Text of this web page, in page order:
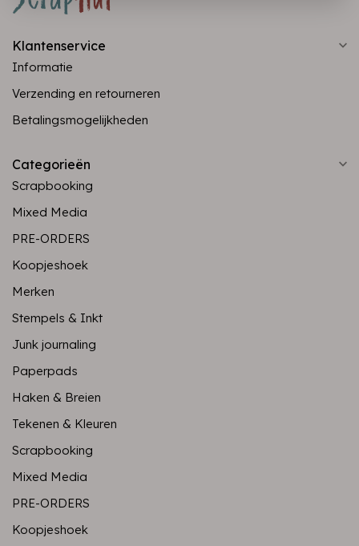
Klantenservice
Informatie
Verzending en retourneren
Betalingsmogelijkheden
Categorieën
Scrapbooking
Mixed Media
PRE-ORDERS
Koopjeshoek
Merken
Stempels & Inkt
Junk journaling
Paperpads
Haken & Breien
Tekenen & Kleuren
Scrapbooking
Mixed Media
PRE-ORDERS
Koopjeshoek